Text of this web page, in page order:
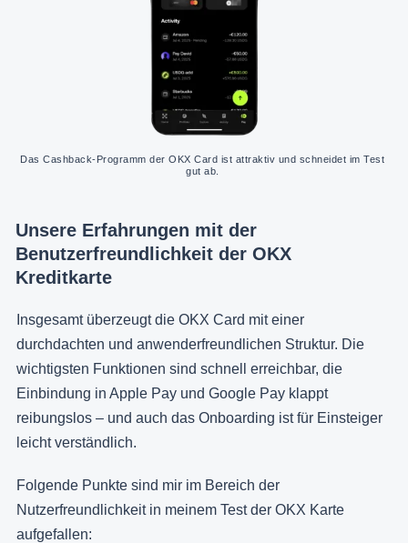
Das Cashback-Programm der OKX Card ist attraktiv und schneidet im Test
gut ab.
Unsere Erfahrungen mit der
Benutzerfreundlichkeit der OKX
Kreditkarte
Insgesamt überzeugt die OKX Card mit einer
durchdachten und anwenderfreundlichen Struktur. Die
wichtigsten Funktionen sind schnell erreichbar, die
Einbindung in Apple Pay und Google Pay klappt
reibungslos – und auch das Onboarding ist für Einsteiger
leicht verständlich.
Folgende Punkte sind mir im Bereich der
Nutzerfreundlichkeit in meinem Test der OKX Karte
aufgefallen: